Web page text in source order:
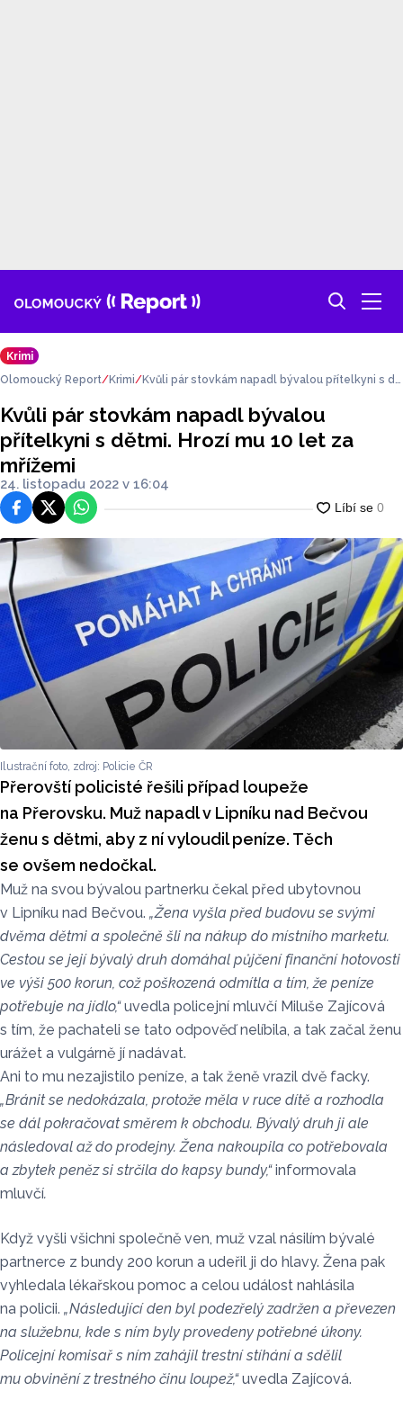
Krimi
Olomoucký Report
Krimi
Kvůli pár stovkám napadl bývalou přítelkyni s dě
Kvůli pár stovkám napadl bývalou
přítelkyni s dětmi. Hrozí mu 10 let za
mřížemi
24. listopadu 2022 v 16:04
FacebookPlatforma X
WhatsApp
Ilustrační foto, zdroj: Policie ČR
Přerovští policisté řešili případ loupeže
na Přerovsku. Muž napadl v Lipníku nad Bečvou
ženu s dětmi, aby z ní vyloudil peníze. Těch
se ovšem nedočkal.
Muž na svou bývalou partnerku čekal před ubytovnou
v Lipníku nad Bečvou. „Žena vyšla před budovu se svými
dvěma dětmi a společně šli na nákup do místního marketu.
Cestou se její bývalý druh domáhal půjčení finanční hotovosti
ve výši 500 korun, což poškozená odmítla a tím, že peníze
potřebuje na jídlo,“uvedla policejní mluvčí Miluše Zajícová
s tím, že pachateli se tato odpověď nelíbila, a tak začal ženu
urážet a vulgárně jí nadávat.
Ani to mu nezajistilo peníze, a tak ženě vrazil dvě facky.
„Bránit se nedokázala, protože měla v ruce dítě a rozhodla
se dál pokračovat směrem k obchodu. Bývalý druh ji ale
následoval až do prodejny. Žena nakoupila co potřebovala
a zbytek peněz si strčila do kapsy bundy,“informovala
mluvčí.
Když vyšli všichni společně ven, muž vzal násilím bývalé
partnerce z bundy 200 korun a udeřil ji do hlavy. Žena pak
vyhledala lékařskou pomoc a celou událost nahlásila
na policii. „Následující den byl podezřelý zadržen a převezen
na služebnu, kde s ním byly provedeny potřebné úkony.
Policejní komisař s ním zahájil trestní stíhání a sdělil
mu obvinění z trestného činu loupež,“uvedla Zajícová.